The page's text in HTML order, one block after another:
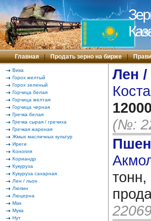
Главная | Продать зерно на бирже |
Вика
Горох желтый
Горох зеленый
Горчица белая
Горчица желтая
Горчица черная
Гречка белая
Гречка сырая / гречиха
Гречкая жареная
Жмых масличных культур
Иреги
Конопля
Кориандр
Кукуруза
Кукуруза сахарная
Лен / льон
Люпин
Люцерна
Мак
Мука
Нут
Лен /
(№:
тонн,